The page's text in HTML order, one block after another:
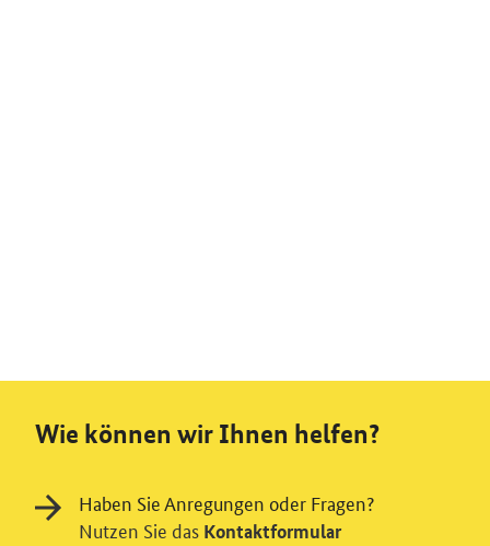
Wie können wir Ihnen helfen?
Haben Sie Anregungen oder Fragen?
Nutzen Sie das Kontaktformular